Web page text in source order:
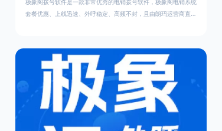
极象阁拨号软件是一款非常优秀的电销拨号软件，极象阁电销系统
套餐优惠、上线迅速、外呼稳定、高频不封，且由朗玛运营商直接
用原号码剩余的套餐和余额。这是极象阁拨号软件的套餐资费，套
餐费用在实名激活号码后APP内自助充值，系统费用由客户经理
收取，如您需要咨询/合作/开户可以拨打1888-68